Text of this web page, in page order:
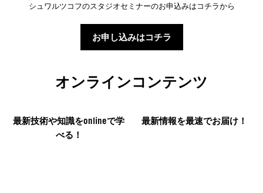
シュワルツコフのスタジオセミナーのお申込みはコチラから
お申し込みはコチラ
オンラインコンテンツ
最新技術や知識をonlineで学
べる！
最新情報を最速でお届け！